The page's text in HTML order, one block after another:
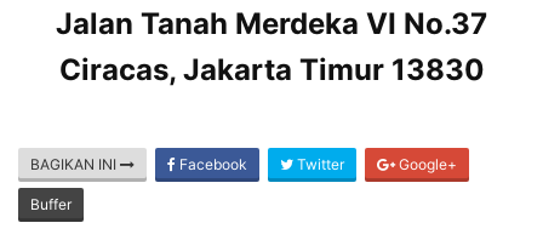
Jalan Tanah Merdeka VI No.37
Ciracas, Jakarta Timur 13830
BAGIKAN INI Facebook Twitter Google+
Buffer